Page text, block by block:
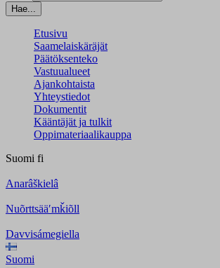
Hae...
Etusivu
Saamelaiskäräjät
Päätöksenteko
Vastuualueet
Ajankohtaista
Yhteystiedot
Dokumentit
Kääntäjät ja tulkit
Oppimateriaalikauppa
Suomi fi
Anarâškielâ
Nuõrttsääʹmǩiõll
Davvisámegiella
Suomi